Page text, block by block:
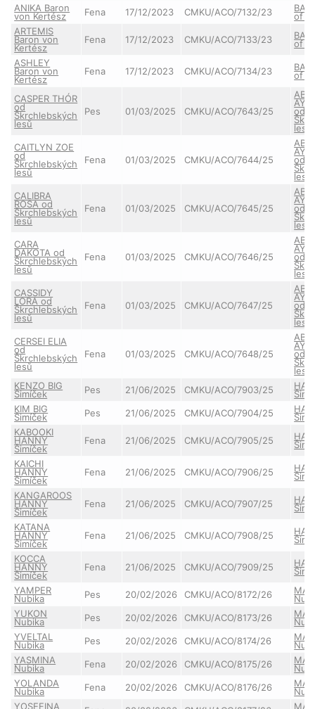
ANIKA Baron
von Kertész Fena 17/12/2023 CMKU/ACO/7132/23
of
ARTEMIS
Baron von
Kertész
Fena 17/12/2023 CMKU/ACO/7133/23
of
ASHLEY
Baron von
Kertész
Fena 17/12/2023 CMKU/ACO/7134/23 of
CASPER THÓR
od
Škrchlebských
lesů
Pes 01/03/2025 CMKU/ACO/7643/25 od
lesů
CAITLYN ZOE
od
Škrchlebských
lesů
Fena 01/03/2025 CMKU/ACO/7644/25 od
lesů
CALIBRA
ROSA od
Škrchlebských
lesů
Fena 01/03/2025 CMKU/ACO/7645/25 od
lesů
CARA
DAKOTA od
Škrchlebských
lesů
Fena 01/03/2025 CMKU/ACO/7646/25 od
lesů
CASSIDY
LORA od
Škrchlebských
lesů
Fena 01/03/2025 CMKU/ACO/7647/25 od
lesů
CERSEI ELIA
od
Škrchlebských
lesů
Fena 01/03/2025 CMKU/ACO/7648/25 od
lesů
KENZO BIG
Šimíček Pes 21/06/2025 CMKU/ACO/7903/25
KIM BIG
Šimíček Pes 21/06/2025 CMKU/ACO/7904/25
KABOOKI
HANNY
Šimíček
Fena 21/06/2025 CMKU/ACO/7905/25
KAICHI
HANNY
Šimíček
Fena 21/06/2025 CMKU/ACO/7906/25
KANGAROOS
HANNY
Šimíček
Fena 21/06/2025 CMKU/ACO/7907/25
KATANA
HANNY
Šimíček
Fena 21/06/2025 CMKU/ACO/7908/25
KOCCA
HANNY
Šimíček
Fena 21/06/2025 CMKU/ACO/7909/25
YAMPER
Nubika Pes 20/02/2026 CMKU/ACO/8172/26
YUKON
Nubika Pes 20/02/2026 CMKU/ACO/8173/26
YVELTAL
Nubika Pes 20/02/2026 CMKU/ACO/8174/26
YASMINA
Nubika Fena 20/02/2026 CMKU/ACO/8175/26
YOLANDA
Nubika Fena 20/02/2026 CMKU/ACO/8176/26
YOSEFINA